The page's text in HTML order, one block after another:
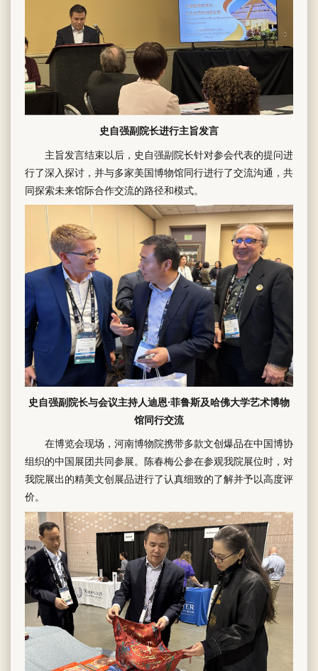
史自强副院长进行主旨发言
主旨发言结束以后，史自强副院长针对参会代表的提问进
行了深入探讨，并与多家美国博物馆同行进行了交流沟通，共
同探索未来馆际合作交流的路径和模式。
史自强副院长与会议主持人迪恩·菲鲁斯及哈佛大学艺术博物
馆同行交流
在博览会现场，河南博物院携带多款文创爆品在中国博协
组织的中国展团共同参展。陈春梅公参在参观我院展位时，对
我院展出的精美文创展品进行了认真细致的了解并予以高度评
价。